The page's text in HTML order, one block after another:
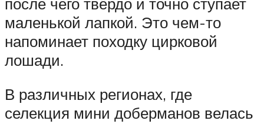
после чего твёрдо и точно ступает
маленькой лапкой. Это чем-то
напоминает походку цирковой
лошади.
В различных регионах, где
селекция мини доберманов велась